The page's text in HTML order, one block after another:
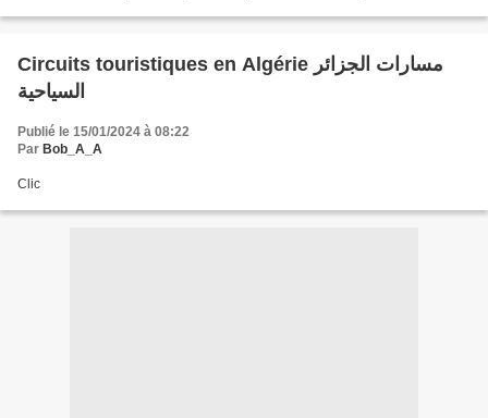
Circuits touristiques en Algérie مسارات الجزائر
السياحية
Publié le 15/01/2024 à 08:22
Par Bob_A_A
Clic